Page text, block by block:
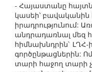
- Հայաստանը
կասեի՝
իրադրությունում:
անդրադառնալ մեզ
հիմնախնդրին`
գործընթացներին:
տարի հաջող տարի